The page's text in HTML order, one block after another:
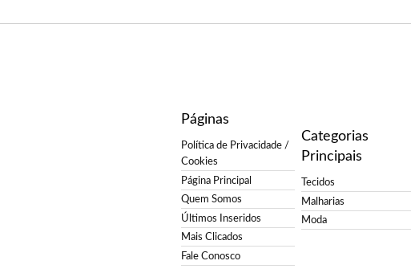
Páginas
Política de Privacidade /
Cookies
Página Principal
Quem Somos
Últimos Inseridos
Mais Clicados
Fale Conosco
Categorias
Principais
Tecidos
Malharias
Moda